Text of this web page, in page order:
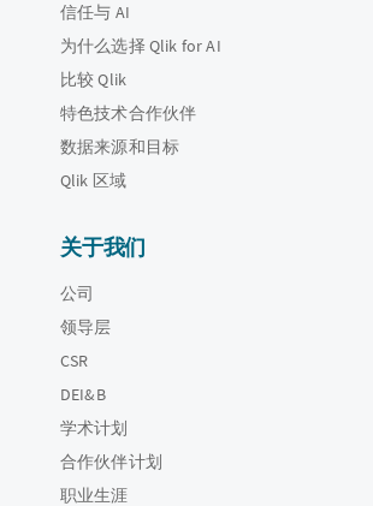
信任与 AI
为什么选择 Qlik for AI
比较 Qlik
特色技术合作伙伴
数据来源和目标
Qlik 区域
关于我们
公司
领导层
CSR
DEI&B
学术计划
合作伙伴计划
职业生涯